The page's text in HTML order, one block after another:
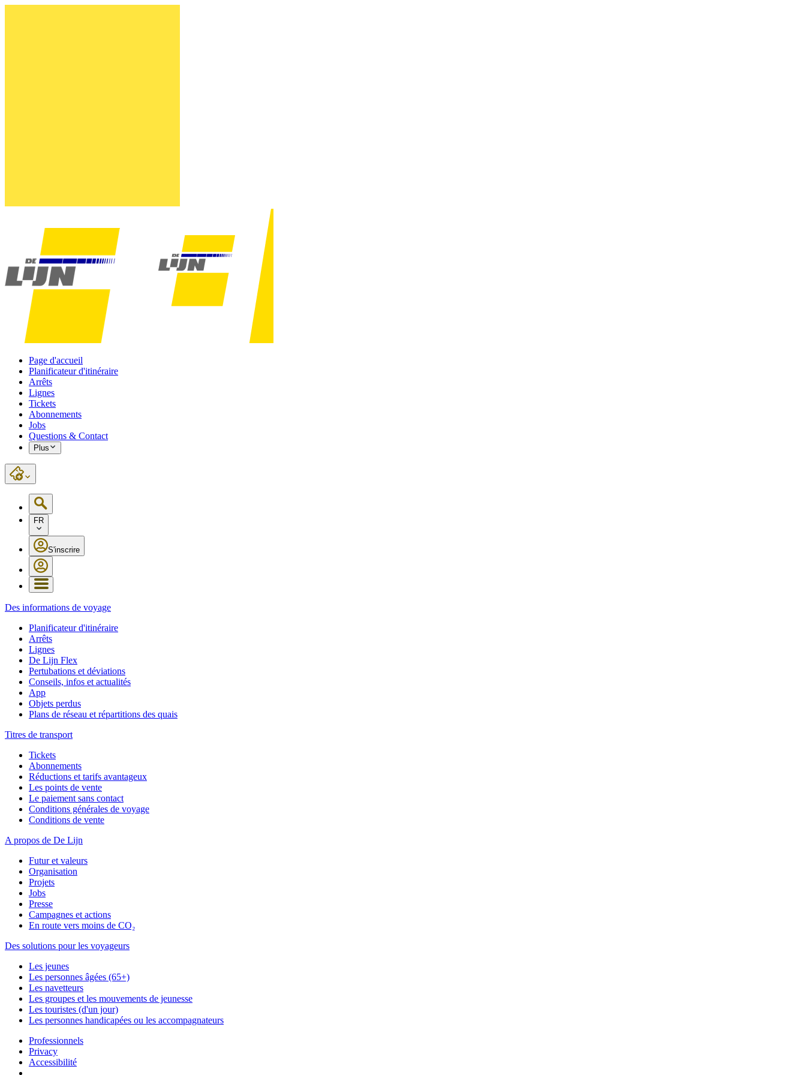
Page d'accueil
Planificateur d'itinéraire
Arrêts
Lignes
Tickets
Abonnements
Jobs
Questions & Contact
Plus
FR
S'inscrire
Des informations de voyage
Planificateur d'itinéraire
Arrêts
Lignes
De Lijn Flex
Pertubations et déviations
Conseils, infos et actualités
App
Objets perdus
Plans de réseau et répartitions des quais
Titres de transport
Tickets
Abonnements
Réductions et tarifs avantageux
Les points de vente
Le paiement sans contact
Conditions générales de voyage
Conditions de vente
A propos de De Lijn
Futur et valeurs
Organisation
Projets
Jobs
Presse
Campagnes et actions
En route vers moins de CO₂
Des solutions pour les voyageurs
Les jeunes
Les personnes âgées (65+)
Les navetteurs
Les groupes et les mouvements de jeunesse
Les touristes (d'un jour)
Les personnes handicapées ou les accompagnateurs
Professionnels
Privacy
Accessibilité